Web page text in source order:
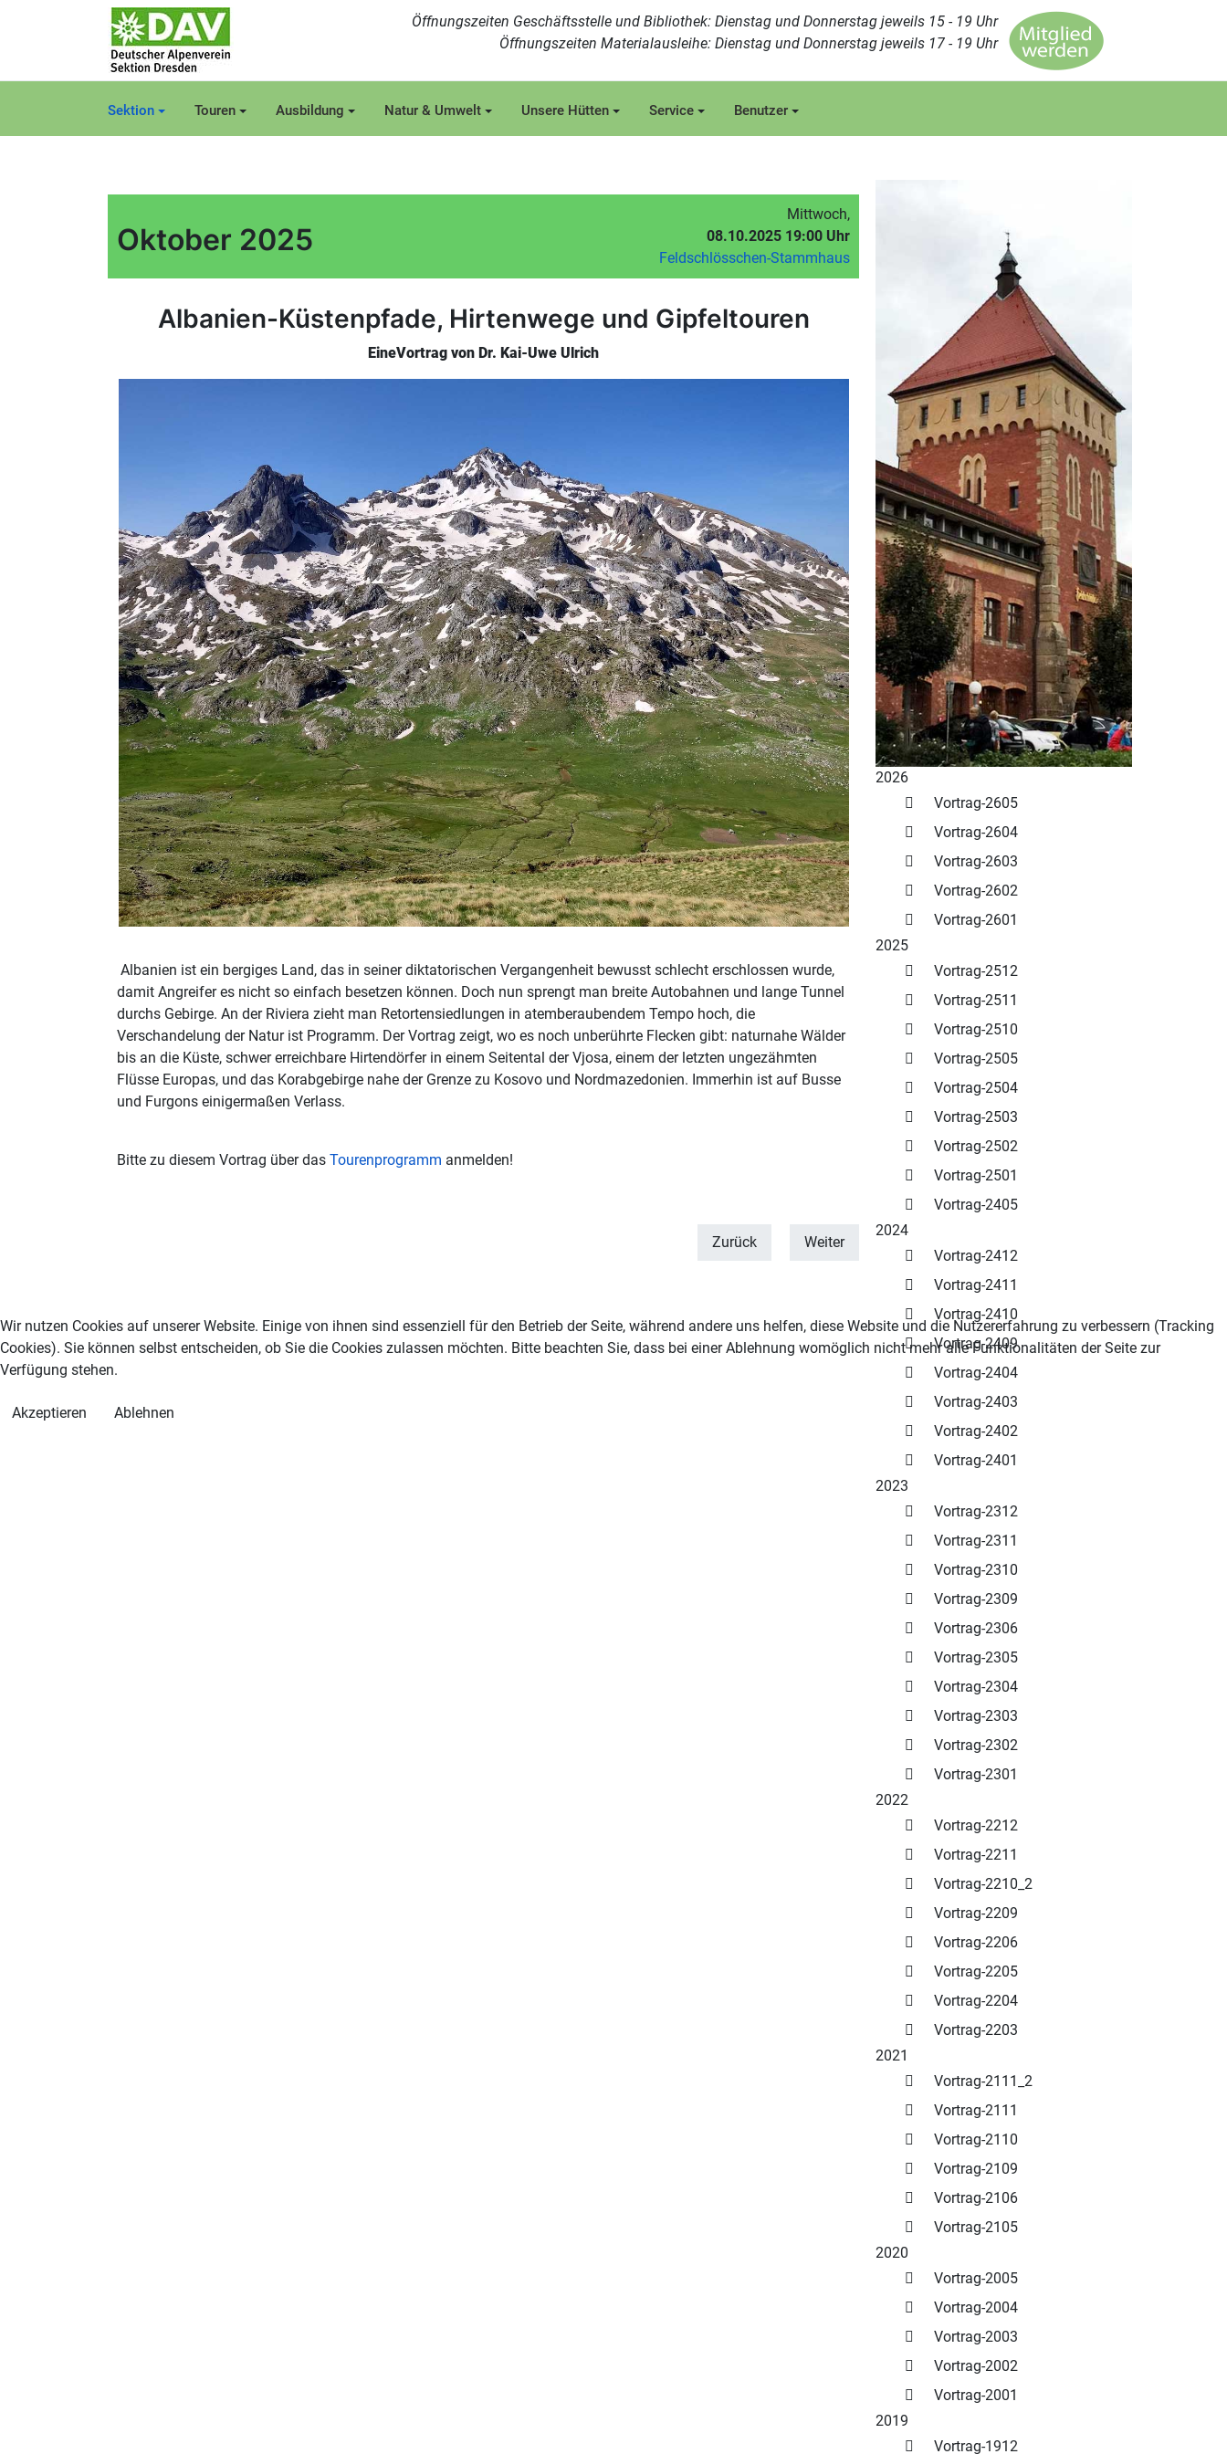
Öffnungszeiten Geschäftsstelle und Bibliothek: Dienstag und Donnerstag jeweils 15 - 19 Uhr
Öffnungszeiten Materialausleihe: Dienstag und Donnerstag jeweils 17 - 19 Uhr
Sektion Touren Ausbildung Natur & Umwelt Unsere Hütten Service Benutzer
Oktober 2025
Mittwoch,
08.10.2025 19:00 Uhr
Feldschlösschen-Stammhaus
Albanien-Küstenpfade, Hirtenwege und Gipfeltouren
EineVortrag von Dr. Kai-Uwe Ulrich
Albanien ist ein bergiges Land, das in seiner diktatorischen Vergangenheit bewusst schlecht erschlossen wurde,
damit Angreifer es nicht so einfach besetzen können. Doch nun sprengt man breite Autobahnen und lange Tunnel
durchs Gebirge. An der Riviera zieht man Retortensiedlungen in atemberaubendem Tempo hoch, die
Verschandelung der Natur ist Programm. Der Vortrag zeigt, wo es noch unberührte Flecken gibt: naturnahe Wälder
bis an die Küste, schwer erreichbare Hirtendörfer in einem Seitental der Vjosa, einem der letzten ungezähmten
Flüsse Europas, und das Korabgebirge nahe der Grenze zu Kosovo und Nordmazedonien. Immerhin ist auf Busse
und Furgons einigermaßen Verlass.
Bitte zu diesem Vortrag über das Tourenprogramm anmelden!
Zurück Weiter
2026
Vortrag-2605
Vortrag-2604
Vortrag-2603
Vortrag-2602
Vortrag-2601
2025
Vortrag-2512
Vortrag-2511
Vortrag-2510
Vortrag-2505
Vortrag-2504
Vortrag-2503
Vortrag-2502
Vortrag-2501
Vortrag-2405
2024
Vortrag-2412
Vortrag-2411
Vortrag-2410
Vortrag-2409
Vortrag-2404
Vortrag-2403
Vortrag-2402
Vortrag-2401
2023
Vortrag-2312
Vortrag-2311
Vortrag-2310
Vortrag-2309
Vortrag-2306
Vortrag-2305
Vortrag-2304
Vortrag-2303
Vortrag-2302
Vortrag-2301
2022
Vortrag-2212
Vortrag-2211
Vortrag-2210_2
Vortrag-2209
Vortrag-2206
Vortrag-2205
Vortrag-2204
Vortrag-2203
2021
Vortrag-2111_2
Vortrag-2111
Vortrag-2110
Vortrag-2109
Vortrag-2106
Vortrag-2105
2020
Vortrag-2005
Vortrag-2004
Vortrag-2003
Vortrag-2002
Vortrag-2001
2019
Vortrag-1912
Wir nutzen Cookies auf unserer Website. Einige von ihnen sind essenziell für den Betrieb der Seite, während andere uns helfen, diese Website und die Nutzererfahrung zu verbessern (Tracking
Cookies). Sie können selbst entscheiden, ob Sie die Cookies zulassen möchten. Bitte beachten Sie, dass bei einer Ablehnung womöglich nicht mehr alle Funktionalitäten der Seite zur
Verfügung stehen.
Akzeptieren Ablehnen